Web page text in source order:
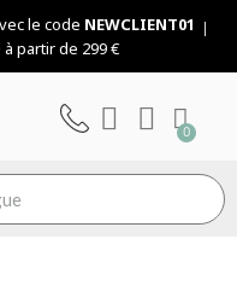
le code NEWCLIENT01
partir de 299 €